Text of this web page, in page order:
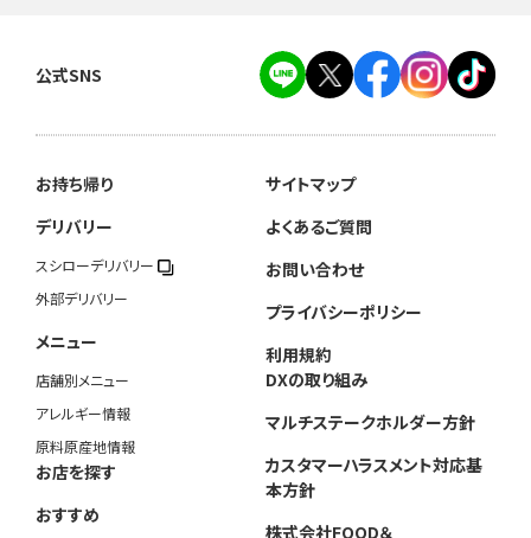
公式SNS
お持ち帰り
デリバリー
スシローデリバリー
外部デリバリー
メニュー
店舗別メニュー
アレルギー情報
原料原産地情報
お店を探す
おすすめ
サイトマップ
よくあるご質問
お問い合わせ
プライバシーポリシー
利用規約
DXの取り組み
マルチステークホルダー方針
カスタマーハラスメント対応基
本方針
株式会社FOOD＆